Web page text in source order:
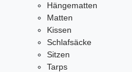
Hängematten
Matten
Kissen
Schlafsäcke
Sitzen
Tarps